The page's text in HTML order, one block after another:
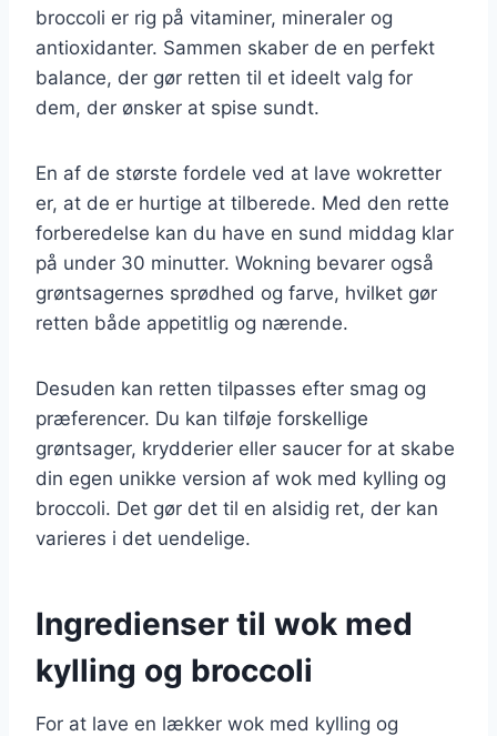
broccoli er rig på vitaminer, mineraler og
antioxidanter. Sammen skaber de en perfekt
balance, der gør retten til et ideelt valg for
dem, der ønsker at spise sundt.
En af de største fordele ved at lave wokretter
er, at de er hurtige at tilberede. Med den rette
forberedelse kan du have en sund middag klar
på under 30 minutter. Wokning bevarer også
grøntsagernes sprødhed og farve, hvilket gør
retten både appetitlig og nærende.
Desuden kan retten tilpasses efter smag og
præferencer. Du kan tilføje forskellige
grøntsager, krydderier eller saucer for at skabe
din egen unikke version af wok med kylling og
broccoli. Det gør det til en alsidig ret, der kan
varieres i det uendelige.
Ingredienser til wok med
kylling og broccoli
For at lave en lækker wok med kylling og